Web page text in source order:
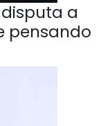
a
pensando